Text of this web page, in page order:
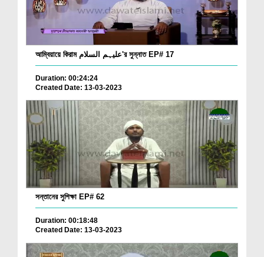
আম্বিয়ায়ে কিরাম علیہم السلام'র সুন্নাত EP# 17
Duration: 00:24:24
Created Date: 13-03-2023
সন্তানের সুশিক্ষা EP# 62
Duration: 00:18:48
Created Date: 13-03-2023